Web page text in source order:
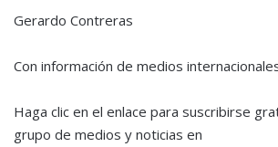
Gerardo Contreras
Con información de medios
Haga clic en el enlace para suscribirse
grupo de medios y noticias en